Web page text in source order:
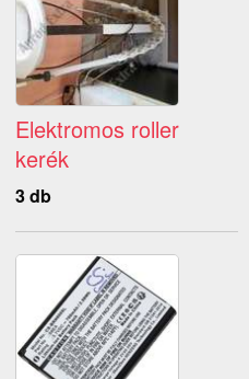
Elektromos roller
kerék
3 db